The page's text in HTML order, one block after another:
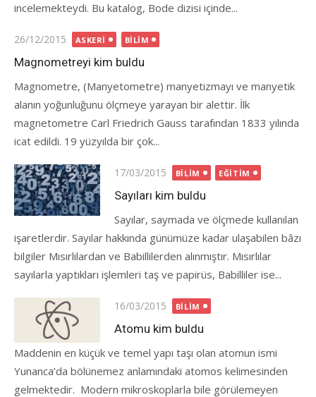
incelemekteydi. Bu katalog, Bode dizisi içinde...
Posted
on
26/12/2015 ASKERI BILIM
Magnometreyi kim buldu
Magnometre, (Manyetometre) manyetizmayı ve manyetik
alanın yoğunluğunu ölçmeye yarayan bir alettir. İlk
magnetometre Carl Friedrich Gauss tarafından 1833 yılında
icat edildi. 19 yüzyılda bir çok...
Posted
on
17/03/2015 BILIM EĞITIM
Sayıları kim buldu
Sayılar, saymada ve ölçmede kullanılan
işaretlerdir. Sayılar hakkında günümüze kadar ulaşabilen bâzı
bilgiler Mısırlılardan ve Babillilerden alınmıştır. Mısırlılar
sayılarla yaptıkları işlemleri taş ve papirüs, Babilliler ise...
Posted
on
16/03/2015 BILIM
Atomu kim buldu
Maddenin en küçük ve temel yapı taşı olan atomun ismi
Yunanca’da bölünemez anlamındaki atomos kelimesinden
gelmektedir. Modern mikroskoplarla bile görülemeyen